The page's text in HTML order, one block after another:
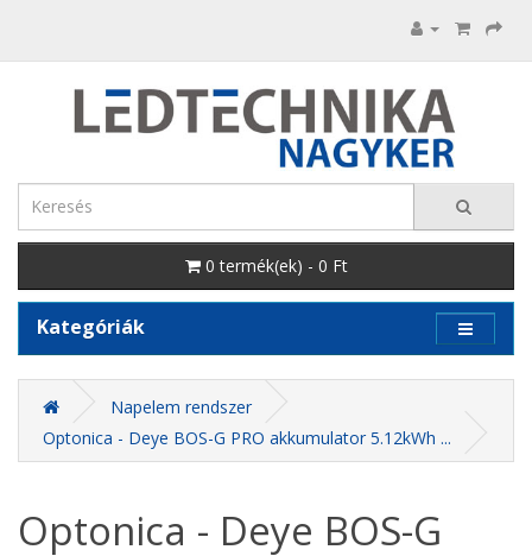
0 termék(ek) - 0 Ft
Kategóriák
Napelem rendszer
Optonica - Deye BOS-G PRO akkumulator 5.12kWh ...
Optonica - Deye BOS-G